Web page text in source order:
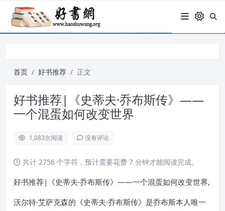
首页 好书推荐 正文
好书推荐|《史蒂夫·乔布斯传》——
一个混蛋如何改变世界
1,083次阅读 没有评论
共计 2756 个字符，预计需要花费 7 分钟才能阅读完成。
好书推荐|《史蒂夫·乔布斯传》——一个混蛋如何改变世界,
沃尔特·艾萨克森的《史蒂夫·乔布斯传》是乔布斯本人唯一